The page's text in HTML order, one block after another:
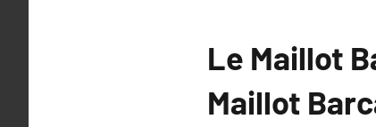
Le Maillot
Maillot